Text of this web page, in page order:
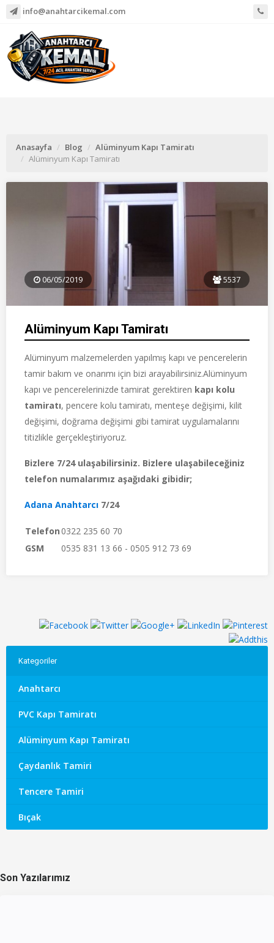
info@anahtarcikemal.com
Anasayfa Blog
Alüminyum Kapı Tamiratı
Alüminyum Kapı Tamiratı
06/05/2019 5537
Alüminyum Kapı Tamiratı
Alüminyum malzemelerden yapılmış kapı ve pencerelerin
tamir bakım ve onarımı için bizi arayabilirsiniz.Alüminyum
kapı ve pencerelerinizde tamirat gerektiren kapı kolu
tamiratı, pencere kolu tamiratı, menteşe değişimi, kilit
değişimi, doğrama değişimi gibi tamirat uygulamalarını
titizlikle gerçekleştiriyoruz.
Bizlere 7/24 ulaşabilirsiniz. Bizlere ulaşabileceğiniz
telefon numalarımız aşağıdaki gibidir;
Adana Anahtarcı 7/24
Telefon 0322 235 60 70
GSM
0535 831 13 66 - 0505 912 73 69
Kategoriler
Anahtarcı
PVC Kapı Tamiratı
Alüminyum Kapı Tamiratı
Çaydanlık Tamiri
Tencere Tamiri
Bıçak
Son Yazılarımız